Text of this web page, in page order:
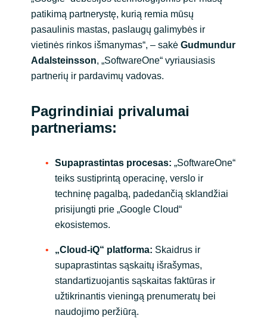
Singapore
Spain
Sweden
Ukraine
United Kingdom
patikimą partnerystę, kurią remia mūsų
pasaulinis mastas, paslaugų galimybės ir
vietinės rinkos išmanymas“, – sakė Gudmundur
Adalsteinsson, „SoftwareOne“ vyriausiasis
partnerių ir pardavimų vadovas.
Pagrindiniai privalumai
partneriams:
Supaprastintas procesas: „SoftwareOne“
teiks sustiprintą operacinę, verslo ir
techninę pagalbą, padedančią sklandžiai
prisijungti prie „Google Cloud“
ekosistemos.
„Cloud-iQ“ platforma: Skaidrus ir
supaprastintas sąskaitų išrašymas,
standartizuojantis sąskaitas faktūras ir
užtikrinantis vieningą prenumeratų bei
naudojimo peržiūrą.